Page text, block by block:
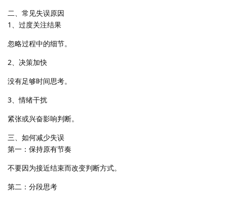
二、常见失误原因
1、过度关注结果
忽略过程中的细节。
2、决策加快
没有足够时间思考。
3、情绪干扰
紧张或兴奋影响判断。
三、如何减少失误
第一：保持原有节奏
不要因为接近结束而改变判断方式。
第二：分段思考